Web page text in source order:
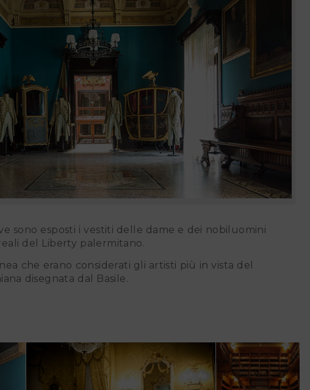
sono esposti i vestiti delle dame e dei nobiluomini
del Liberty palermitano.
disegnata dal Basile.